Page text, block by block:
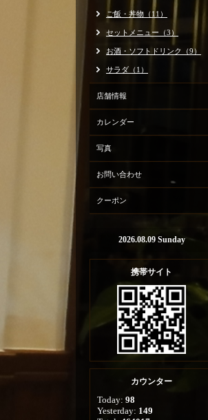
ご飯・丼物（11）
セットメニュー（3）
お酒・ソフトドリンク（9）
サラダ（1）
店舗情報
カレンダー
写真
お問い合わせ
クーポン
2026.08.09 Sunday
携帯サイト
カウンター
Today: 98
Yesterday: 149